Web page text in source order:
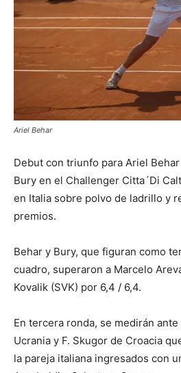
Ariel Behar
Debut con triunfo para Ariel
Bury en el Challenger Citta´Di
en Italia sobre polvo de ladrillo y
premios.
Behar y Bury, que figuran como
cuadro, superaron a Marcelo
Kovalik (SVK) por 6,4 / 6,4.
En tercera ronda, se medirán
Ucrania y F. Skugor de Croacia
la pareja italiana ingresados con